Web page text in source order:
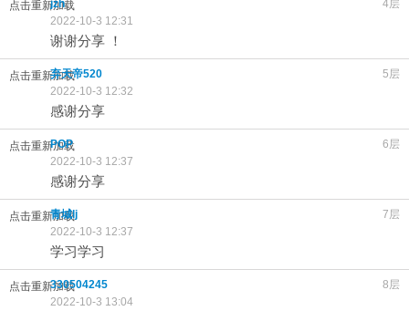
点击重新加载 4层
jzh
2022-10-3 12:31
谢谢分享 ！
点击重新加载 5层
弃天帝520
2022-10-3 12:32
感谢分享
点击重新加载 6层
POP
2022-10-3 12:37
感谢分享
点击重新加载 7层
青城lj
2022-10-3 12:37
学习学习
点击重新加载 8层
330504245
2022-10-3 13:04